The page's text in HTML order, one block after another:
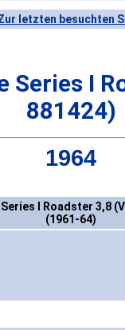
letzten besuchten
Series I
881424)
1964
Series I Roadster 3,8
(1961-64)